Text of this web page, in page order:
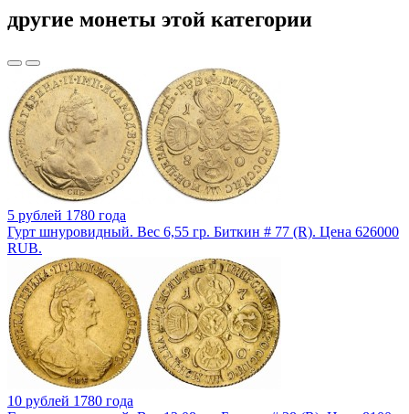
другие монеты этой категории
5 рублей 1780 года
Гурт шнуровидный. Вес 6,55 гр. Биткин # 77 (R). Цена 626000
RUB.
10 рублей 1780 года